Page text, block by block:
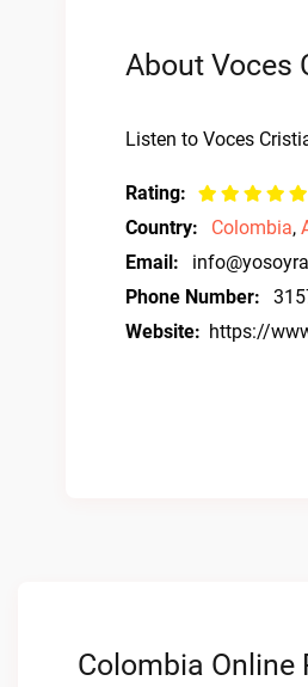
About Voces
Listen to Voces
Rating:
Country:
Colombia,
Email:
Phone Number:
Website: https://
Colombia Online